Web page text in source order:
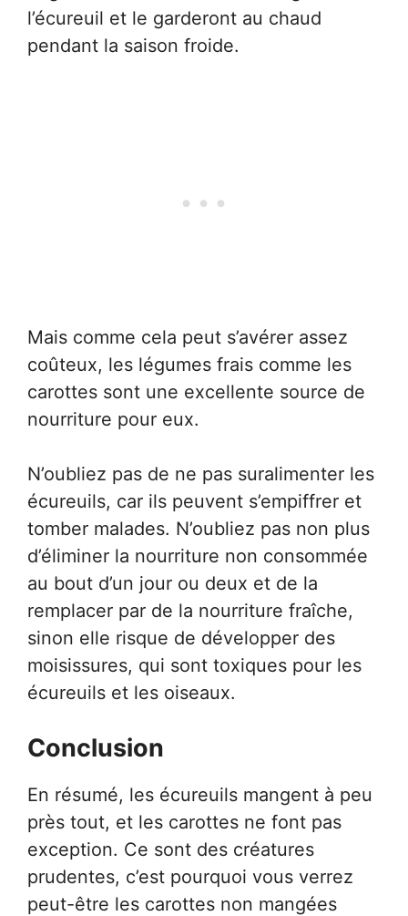
l’écureuil et le garderont au chaud
pendant la saison froide.
Mais comme cela peut s’avérer assez
coûteux, les légumes frais comme les
carottes sont une excellente source de
nourriture pour eux.
N’oubliez pas de ne pas suralimenter les
écureuils, car ils peuvent s’empiffrer et
tomber malades. N’oubliez pas non plus
d’éliminer la nourriture non consommée
au bout d’un jour ou deux et de la
remplacer par de la nourriture fraîche,
sinon elle risque de développer des
moisissures, qui sont toxiques pour les
écureuils et les oiseaux.
Conclusion
En résumé, les écureuils mangent à peu
près tout, et les carottes ne font pas
exception. Ce sont des créatures
prudentes, c’est pourquoi vous verrez
peut-être les carottes non mangées